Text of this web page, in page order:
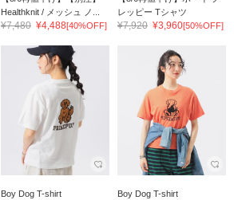
Healthknit / メッシュ ノ...
¥7,480 ¥4,488[40%OFF]
レッピー Tシャツ
¥7,920 ¥3,960[50%OFF]
Boy Dog T-shirt Boy Dog T-shirt